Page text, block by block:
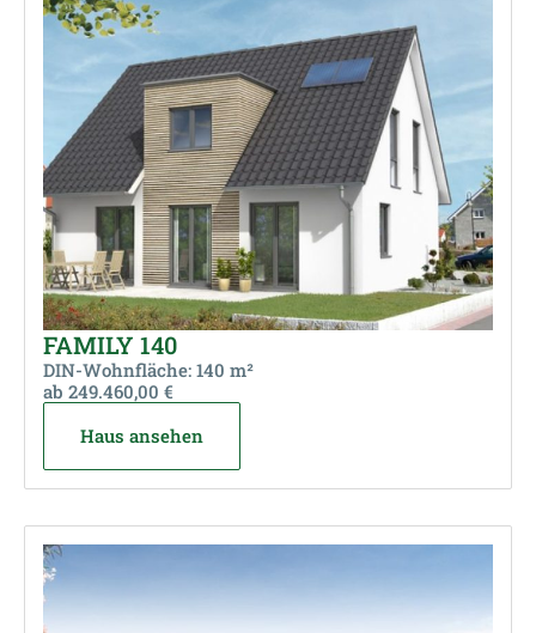
FAMILY 140
DIN-Wohnfläche: 140 m²
ab 249.460,00 €
Haus ansehen